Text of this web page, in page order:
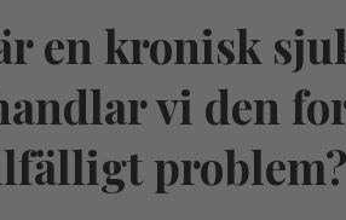
en kronisk
vi den
problem?